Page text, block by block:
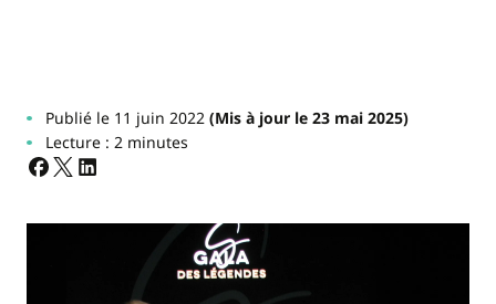
Publié le 11 juin 2022(Mis à jour le 23 mai 2025)
Lecture : 2 minutes